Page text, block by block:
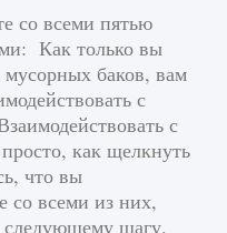
EPalworld
0
со всеми пятью
Как только вы
мусорных баков, вам
с
с
как щелкнуть
что вы
со всеми из них,
шагу.